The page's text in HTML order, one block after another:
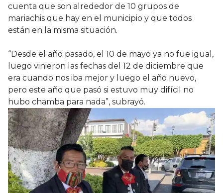
cuenta que son alrededor de 10 grupos de
mariachis que hay en el municipio y que todos
están en la misma situación.
“Desde el año pasado, el 10 de mayo ya no fue igual,
luego vinieron las fechas del 12 de diciembre que
era cuando nos iba mejor y luego el año nuevo,
pero este año que pasó si estuvo muy difícil no
hubo chamba para nada”, subrayó.